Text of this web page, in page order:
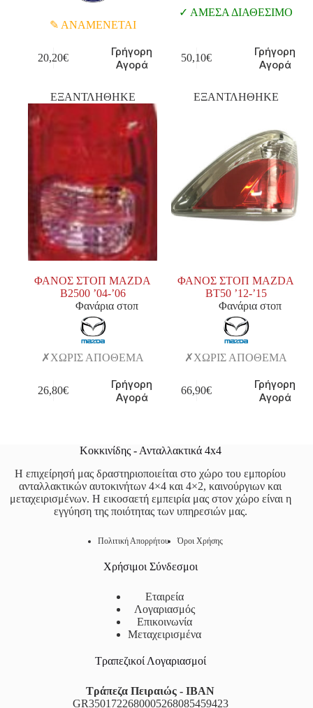
ΑΝΑΜΕΝΕΤΑΙ
20,20€
Γρήγορη
Αγορά
ΑΜΕΣΑ ΔΙΑΘΕΣΙΜΟ
50,10€
Γρήγορη
Αγορά
ΕΞΑΝΤΛΗΘΗΚΕ
ΦΑΝΟΣ ΣΤΟΠ MAZDA
Β2500 ’04-’06
Φανάρια στοπ
ΧΩΡΙΣ ΑΠΟΘΕΜΑ
26,80€
Γρήγορη
Αγορά
ΕΞΑΝΤΛΗΘΗΚΕ
ΦΑΝΟΣ ΣΤΟΠ MAZDA
BT50 ’12-’15
Φανάρια στοπ
ΧΩΡΙΣ ΑΠΟΘΕΜΑ
66,90€
Γρήγορη
Αγορά
Κοκκινίδης - Ανταλλακτικά 4x4
Η επιχείρησή μας δραστηριοποιείται στο χώρο του εμπορίου
ανταλλακτικών αυτοκινήτων 4×4 και 4×2, καινούργιων και
μεταχειρισμένων. Η εικοσαετή εμπειρία μας στον χώρο είναι η
εγγύηση της ποιότητας των υπηρεσιών μας.
Πολιτική Απορρήτου Όροι Χρήσης
Χρήσιμοι Σύνδεσμοι
Εταιρεία
Λογαριασμός
Επικοινωνία
Μεταχειρισμένα
Τραπεζικοί Λογαριασμοί
Τράπεζα Πειραιώς - IBAN
GR3501722680005268085459423